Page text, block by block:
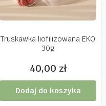
Truskawka liofilizowana EKO
30g
40,00 zł
Dodaj do koszyka